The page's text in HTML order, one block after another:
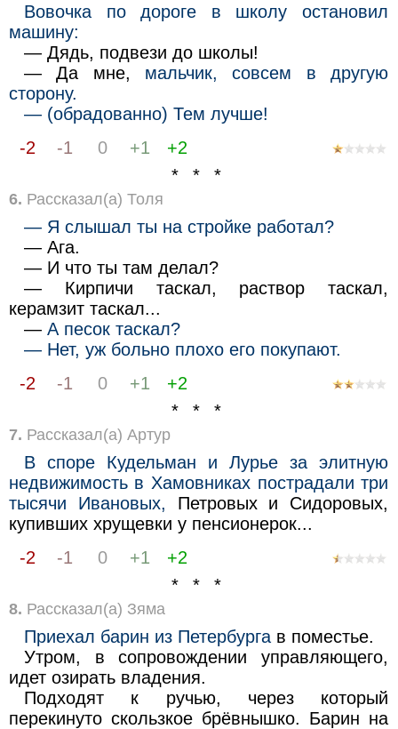
Вовочка по дороге в школу остановил
машину:
— Дядь, подвези до школы!
— Да мне, мальчик, совсем в другую
сторону.
— (обрадованно) Тем лучше!
-2
-1 0 +1
+2
* * *
6. Рассказал(а) Толя
— Я слышал ты на стройке работал?
— Ага.
— И что ты там делал?
— Кирпичи таскал, раствор таскал,
керамзит таскал...
—А песок таскал?
— Нет, уж больно плохо его покупают.
-2
-1 0 +1
+2
* * *
7. Рассказал(а) Артур
В споре Кудельман и Лурье за элитную
недвижимость в Хамовниках пострадали три
тысячи Ивановых, Петровых и Сидоровых,
купивших хрущевки у пенсионерок...
-2
-1 0 +1
+2
* * *
8. Рассказал(а) Зяма
Приехал барин из Петербурга в поместье.
Утром, в сопровождении управляющего,
идет озирать владения.
Подходят к ручью, через который
перекинуто скользкое брёвнышко. Барин на